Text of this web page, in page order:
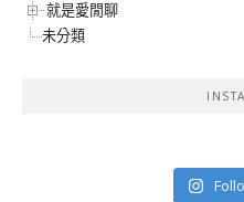
就是愛閒聊
未分類